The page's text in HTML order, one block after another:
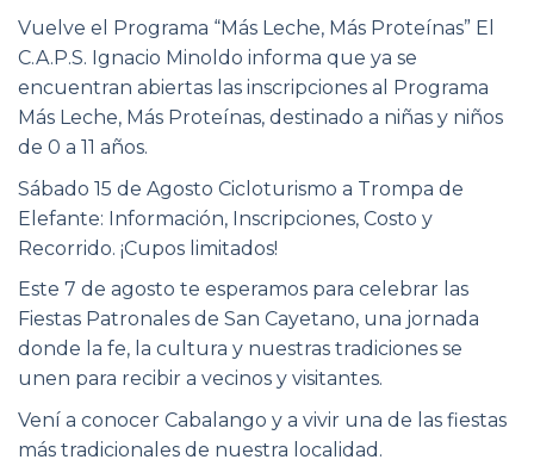
Vuelve el Programa “Más Leche, Más Proteínas” El
C.A.P.S. Ignacio Minoldo informa que ya se
encuentran abiertas las inscripciones al Programa
Más Leche, Más Proteínas, destinado a niñas y niños
de 0 a 11 años.
Sábado 15 de Agosto Cicloturismo a Trompa de
Elefante: Información, Inscripciones, Costo y
Recorrido. ¡Cupos limitados!
Este 7 de agosto te esperamos para celebrar las
Fiestas Patronales de San Cayetano, una jornada
donde la fe, la cultura y nuestras tradiciones se
unen para recibir a vecinos y visitantes.
Vení a conocer Cabalango y a vivir una de las fiestas
más tradicionales de nuestra localidad.